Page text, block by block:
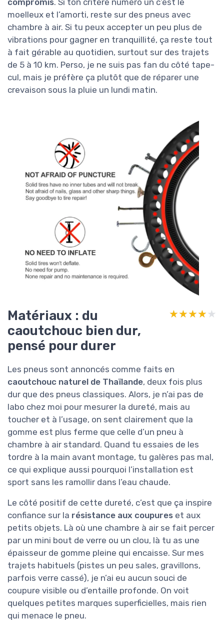
compromis. Si ton critère numéro un c’est le
moelleux et l’amorti, reste sur des pneus avec
chambre à air. Si tu peux accepter un peu plus de
vibrations pour gagner en tranquillité, ça reste tout
à fait gérable au quotidien, surtout sur des trajets
de 5 à 10 km. Perso, je ne suis pas fan du côté tape-
cul, mais je préfère ça plutôt que de réparer une
crevaison sous la pluie un lundi matin.
Matériaux : du
caoutchouc bien dur,
pensé pour durer
★★★★★
★★★★★
Les pneus sont annoncés comme faits en
caoutchouc naturel de Thaïlande, deux fois plus
dur que des pneus classiques. Alors, je n’ai pas de
labo chez moi pour mesurer la dureté, mais au
toucher et à l’usage, on sent clairement que la
gomme est plus ferme que celle d’un pneu à
chambre à air standard. Quand tu essaies de les
tordre à la main avant montage, tu galères pas mal,
ce qui explique aussi pourquoi l’installation est
sport sans les ramollir dans l’eau chaude.
Le côté positif de cette dureté, c’est que ça inspire
confiance sur la résistance aux coupures et aux
petits objets. Là où une chambre à air se fait percer
par un mini bout de verre ou un clou, là tu as une
épaisseur de gomme pleine qui encaisse. Sur mes
trajets habituels (pistes un peu sales, gravillons,
parfois verre cassé), je n’ai eu aucun souci de
coupure visible ou d’entaille profonde. On voit
quelques petites marques superficielles, mais rien
qui menace le pneu.